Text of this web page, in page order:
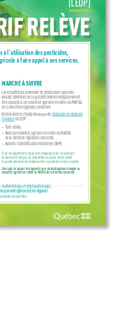
RELÈVE
à l’utilisation des pesticides,
à faire appel à ses services.
MARCHE À SUIVRE
Les échantillons provenant de producteurs agricoles
voulant bénéficier de la gratuité devront obligatoirement
être associés à un conseiller agricole en relève du MAPAQ
de la direction régionale concernée.
Inscrire dans le champ Remarque du formulaire de demande
d’analyse du LEDP :
 Tarif relève;
 Nom du conseiller agricole en relève du MAPAQ
de la direction régionale concernée;
 Numéro d’identification ministériel (NIM)
Si les renseignements requis sont manquants dans le formulaire
de demande d’analyse, les échantillons associés seront tarifés
et aucune demande de remboursement a posteriori ne sera acceptée.
Une copie du rapport de diagnostic sera automatiquement envoyée au
conseiller agricole en relève du MAPAQ de la direction concernée.
malherbologie et phytopathologie),
par entreprise est en vigueur.
du tarif Bio.